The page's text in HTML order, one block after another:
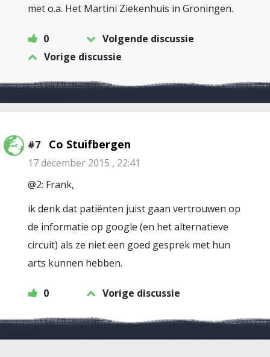
met o.a. Het Martini Ziekenhuis in Groningen.
0
Volgende discussie
Vorige discussie
#7 Co Stuifbergen
17 december 2015 , 22:41
@2: Frank,
ik denk dat patiënten juist gaan vertrouwen op
de informatie op google (en het alternatieve
circuit) als ze niet een goed gesprek met hun
arts kunnen hebben.
0 Vorige discussie